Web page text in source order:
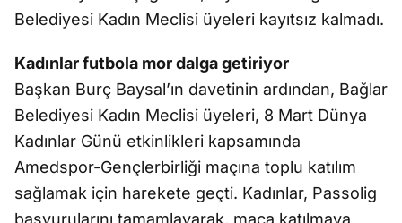
Belediyesi Kadın Meclisi üyeleri kayıtsız kalmadı.
Kadınlar futbola mor dalga getiriyor
Başkan Burç Baysal’ın davetinin ardından, Bağlar
Belediyesi Kadın Meclisi üyeleri, 8 Mart Dünya
Kadınlar Günü etkinlikleri kapsamında
Amedspor-Gençlerbirliği maçına toplu katılım
sağlamak için harekete geçti. Kadınlar, Passolig
başvurularını tamamlayarak, maça katılmaya